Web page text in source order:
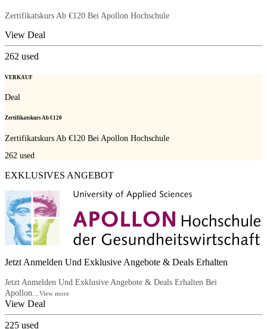
Zertifikatskurs Ab €120 Bei Apollon Hochschule
View Deal
262 used
VERKAUF
Deal
Zertifikatskurs Ab €120
Zertifikatskurs Ab €120 Bei Apollon Hochschule
262 used
EXKLUSIVES ANGEBOT
Jetzt Anmelden Und Exklusive Angebote & Deals Erhalten
Jetzt Anmelden Und Exklusive Angebote & Deals Erhalten Bei
Apollon...View more
View Deal
225 used